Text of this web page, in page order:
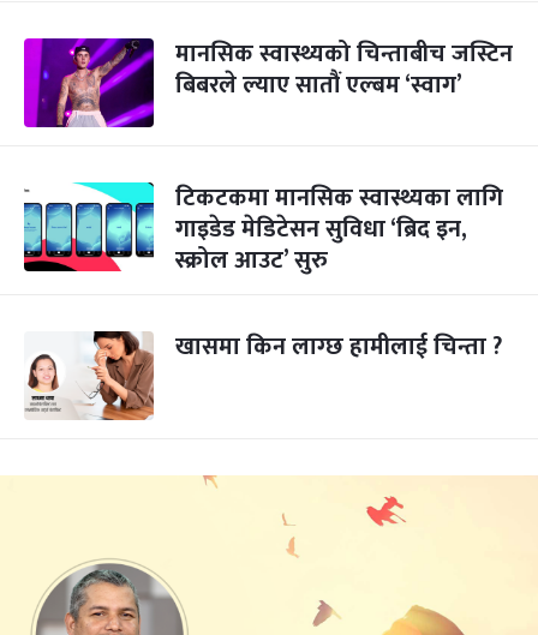
मानसिक स्वास्थ्यको चिन्ताबीच जस्टिन
बिबरले ल्याए सातौं एल्बम ‘स्वाग’
टिकटकमा मानसिक स्वास्थ्यका लागि
गाइडेड मेडिटेसन सुविधा ‘ब्रिद इन,
स्क्रोल आउट’ सुरु
खासमा किन लाग्छ हामीलाई चिन्ता ?